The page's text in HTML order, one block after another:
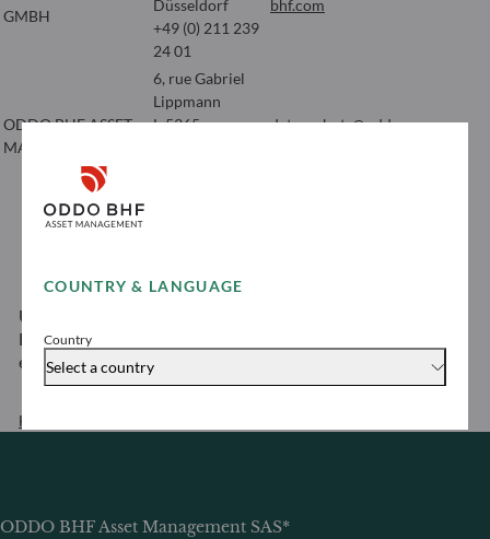
COUNTRY & LANGUAGE
Country
Select a country
GMBH
Düsseldorf
+49 (0) 211 239
24 01
bhf.com
ODDO BHF ASSET
MANAGEMENT LUX
6, rue Gabriel
Lippmann
L-5365
datenschutz@oddo-
Um die Richtlinie zum Schutz personenbezogener
Daten von ODDO BHF Asset Management
einzusehen
Herunterladen
ODDO BHF Asset Management SAS*